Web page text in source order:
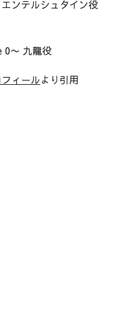
ンテルシュタイン役
0〜 九龍役
ィールより引用